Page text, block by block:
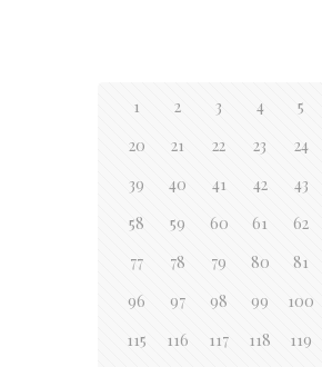
1 2 3 4 5
20
21 22 23 24
39
40 41 42 43
58
59 60 61 62
77
78 79 80 81
96
97 98 99 100
115
116 117 118 119